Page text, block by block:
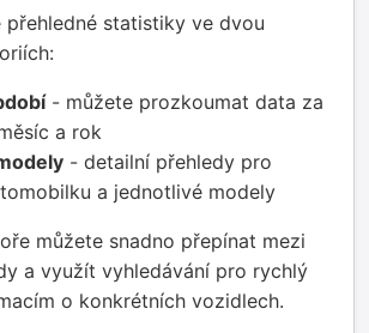
přehledné statistiky ve dvou
- můžete prozkoumat data za
a rok
- detailní přehledy pro
a jednotlivé modely
můžete snadno přepínat mezi
a využít vyhledávání pro rychlý
o konkrétních vozidlech.